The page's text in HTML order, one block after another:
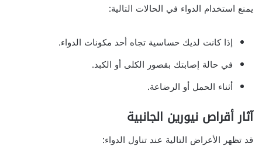
يمنع استخدام الدواء في الحالات التالية:
إذا كانت لديك حساسية تجاه أحد مكونات الدواء.
في حالة إصابتك بقصور الكلى أو الكبد.
أثناء الحمل أو الرضاعة.
آثار أقراص نيورين الجانبية
قد تظهر الأعراض التالية عند تناول الدواء: